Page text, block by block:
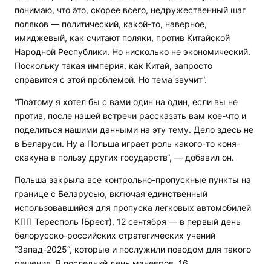
понимаю, что это, скорее всего, недружественный шаг
поляков — политический, какой-то, наверное,
имиджевый, как считают поляки, против Китайской
Народной Республики. Но нисколько не экономический.
Поскольку такая империя, как Китай, запросто
справится с этой проблемой. Но тема звучит“.
“Поэтому я хотел бы с вами один на один, если вы не
против, после нашей встречи рассказать вам кое-что и
поделиться нашими данными на эту тему. Дело здесь не
в Беларуси. Ну а Польша играет роль какого-то коня-
скакуна в пользу других государств“, — добавил он.
Польша закрыла все контрольно-пропускные пункты на
границе с Беларусью, включая единственный
использовавшийся для пропуска легковых автомобилей
КПП Тересполь (Брест), 12 сентября — в первый день
белорусско-российских стратегических учений
“Запад-2025“, которые и послужили поводом для такого